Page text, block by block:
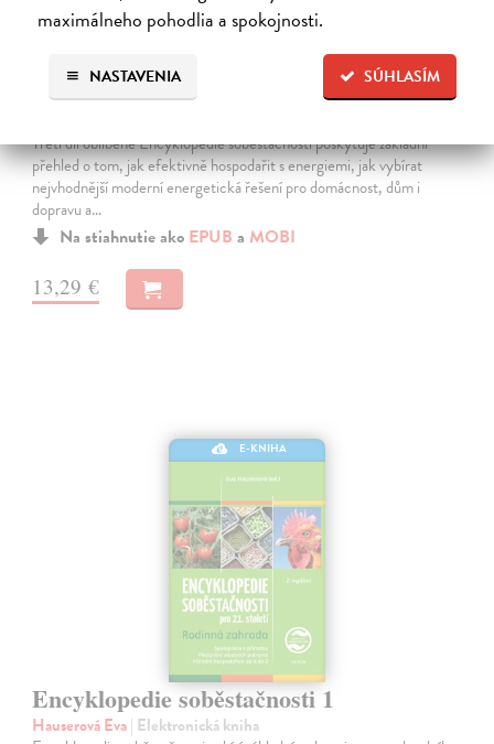
maximálneho pohodlia a spokojnosti.
SÚHLASÍM
NASTAVENIA
Encyklopedie soběstačnosti 3
Třetí díl oblíbené Encyklopedie soběstačnosti poskytuje základní
přehled o tom, jak efektivně hospodařit s energiemi, jak vybírat
nejvhodnější moderní energetická řešení pro domácnost, dům i
dopravu a…
Na stiahnutie ako EPUB a MOBI
13,29 €
E-KNIHA
Encyklopedie soběstačnosti 1
Hauserová Eva| Elektronická kniha